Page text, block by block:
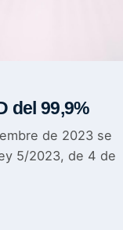
del 99,9%
de 2023 se
5/2023, de 4 de